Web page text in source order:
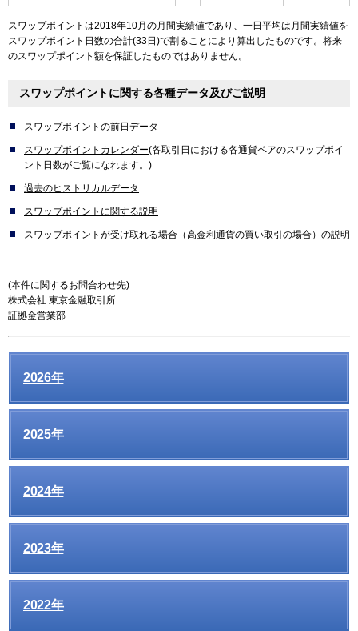
スワップポイントは2018年10月の月間実績値であり、一日平均は月間実績値を
スワップポイント日数の合計(33日)で割ることにより算出したものです。将来
のスワップポイント額を保証したものではありません。
スワップポイントに関する各種データ及びご説明
スワップポイントの前日データ
スワップポイントカレンダー(各取引日における各通貨ペアのスワップポイ
ント日数がご覧になれます。)
過去のヒストリカルデータ
スワップポイントに関する説明
スワップポイントが受け取れる場合（高金利通貨の買い取引の場合）の説明
(本件に関するお問合わせ先)
株式会社 東京金融取引所
証拠金営業部
2026年
2025年
2024年
2023年
2022年